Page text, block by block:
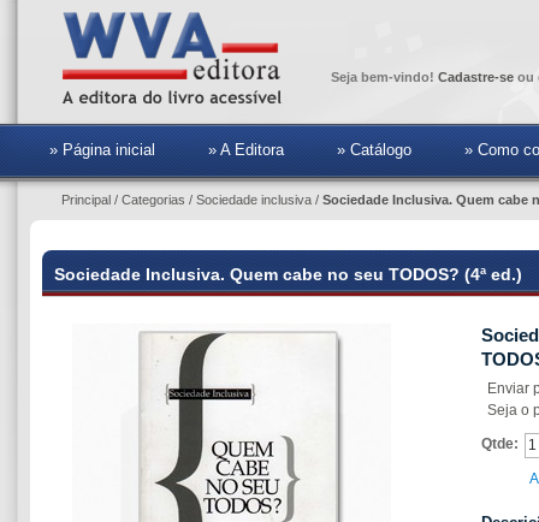
Seja bem-vindo! Cadastre-se ou
» Página inicial » A Editora » Catálogo » Como
Principal / Categorias / Sociedade inclusiva / Sociedade Inclusiva. Quem cabe
Sociedade Inclusiva. Quem cabe no seu TODOS? (4ª ed.)
Enviar
Seja o
Qtde: